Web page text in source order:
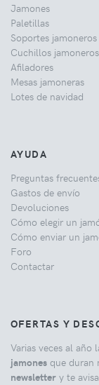
Jamones
Paletillas
Soportes jamoneros
Cuchillos jamoneros
Afiladores
Mesas jamoneras
Lotes de navidad
AYUDA
Preguntas
Gastos de envío
Devoluciones
Cómo elegir un
Cómo enviar un
Foro
Contactar
OFERTAS Y
Varias veces al año
jamones que duran
newsletter y te